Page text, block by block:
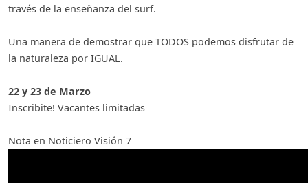
través de la enseñanza del surf.
Una manera de demostrar que TODOS podemos disfrutar de
la naturaleza por IGUAL.
22 y 23 de Marzo
Inscribite! Vacantes limitadas
Nota en Noticiero Visión 7